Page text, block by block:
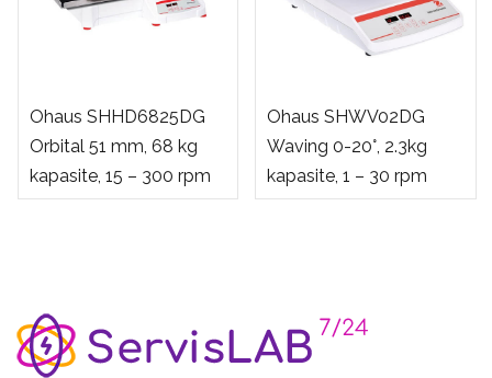
Ohaus SHHD6825DG
Orbital 51 mm, 68 kg
kapasite, 15 – 300 rpm
Ohaus SHWV02DG
Waving 0-20°, 2.3kg
kapasite, 1 – 30 rpm